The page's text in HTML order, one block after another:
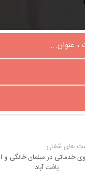
های شغلی
خدماتی در مبلمان خانگی و
یافت آباد